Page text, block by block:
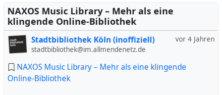
NAXOS Music Library – Mehr als eine
klingende Online-Bibliothek
vor 4 Jahren
Stadtbibliothek Köln (inoffiziell)
stadtbibliothek@im.allmendenetz.de
NAXOS Music Library – Mehr als eine klingende
Online-Bibliothek